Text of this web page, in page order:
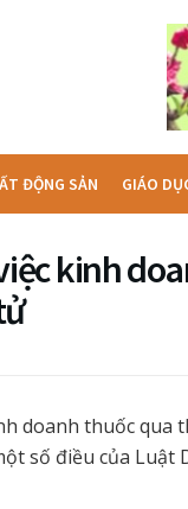
ĐỘNG SẢN GIÁO
kinh
doanh thuốc
số điều của Luật